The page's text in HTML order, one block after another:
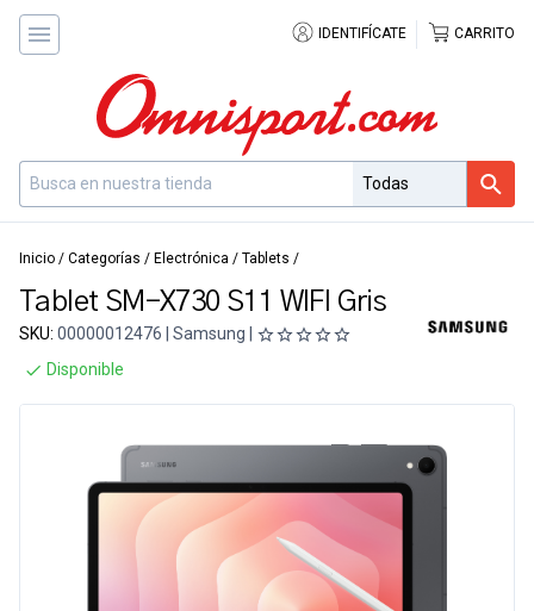
IDENTIFÍCATE CARRITO
Inicio / Categorías / Electrónica / Tablets /
Tablet SM-X730 S11 WIFI Gris
SKU: 00000012476 | Samsung |
Disponible